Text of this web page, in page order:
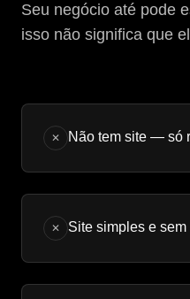
Seu negócio até pode
isso não significa que
✕ Não tem site — só
✕ Site simples e